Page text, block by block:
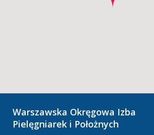
Warszawska Okręgowa Izba
Pielęgniarek i Położnych